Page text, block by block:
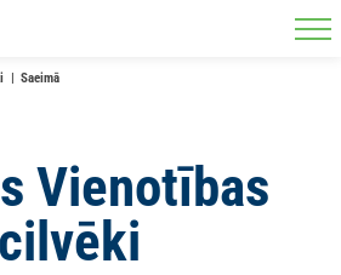
Saeimā
Vienotības
cilvēki